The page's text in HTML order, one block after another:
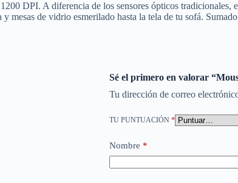
DPI. A diferencia de los sensores ópticos
mesas de vidrio esmerilado hasta la tela de tu sofá.
Sé el primero en valorar
Tu dirección de correo
TU PUNTUACIÓN *
Nombre *